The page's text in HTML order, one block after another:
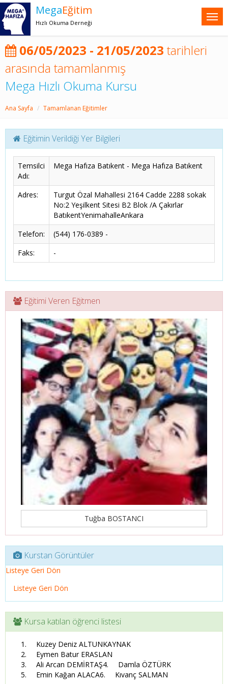
MegaEğitim
Hızlı Okuma Derneği
06/05/2023 - 21/05/2023 tarihleri
arasında tamamlanmış
Mega Hızlı Okuma Kursu
Ana Sayfa Tamamlanan Eğitimler
Eğitimin Verildiği Yer Bilgileri
Temsilci
Adı:
Mega Hafıza Batıkent - Mega Hafıza Batıkent
Adres:
Turgut Özal Mahallesi 2164 Cadde 2288 sokak
No:2 Yeşilkent Sitesi B2 Blok /A Çakırlar
BatıkentYenimahalleAnkara
Telefon:
(544) 176-0389 -
Faks:
-
Eğitimi Veren Eğitmen
Tuğba BOSTANCI
Kurstan Görüntüler
Listeye Geri Dön
Listeye Geri Dön
Kursa katılan öğrenci listesi
Kuzey Deniz ALTUNKAYNAK
Eymen Batur ERASLAN
Ali Arcan DEMİRTAŞ
Damla ÖZTÜRK
Emin Kağan ALACA
Kıvanç SALMAN